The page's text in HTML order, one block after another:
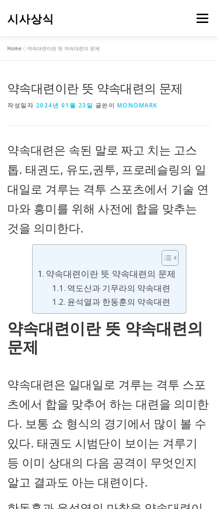
시사상식 메뉴
Home »약속대련이란 뜻 약속대련의 문제
약속대련이란 뜻 약속대련의 문제
작성일자 2024년 01월 23일 글쓴이 MONOMARK
약속대련은 속된 말로 짜고 치는 고스
톱. 태권도, 유도,권투, 프로레슬링의 일
대일로 겨루는 격투 스포츠에서 기술 연
마와 흥미를 위해 사전에 합을 맞추는
것을 의미한다.
약속대련이란 뜻 약속대련의 문제
역도산과 기무라의 약속대련
윤석열과 한동훈의 약속대련
약속대련이란 뜻 약속대련의
문제
약속대련은 일대일로 겨루는 격투 스포
츠에서 합을 맞추어 하는 대련을 의미한
다. 보통 쇼 형식의 경기에서 많이 볼 수
있다. 태권도 시범단이 보이는 겨루기
등 이미 상대의 다음 공격이 무엇인지
알고 결과도 아는 대련이다.